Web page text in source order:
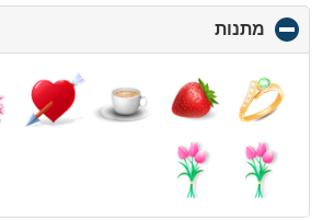
מתנות
to
contents